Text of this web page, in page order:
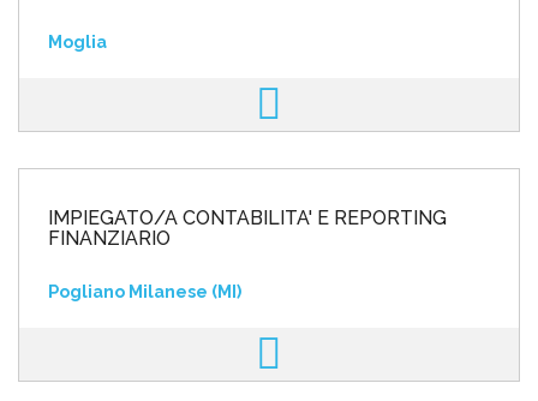
Moglia
IMPIEGATO/A CONTABILITA' E REPORTING
FINANZIARIO
Pogliano Milanese (MI)